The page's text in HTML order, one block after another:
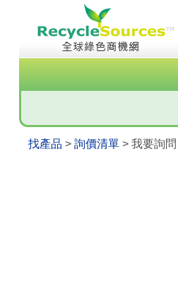
找產品 > 詢價清單> 我要詢問